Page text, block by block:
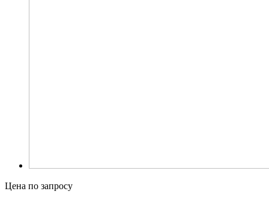
Цена по запросу